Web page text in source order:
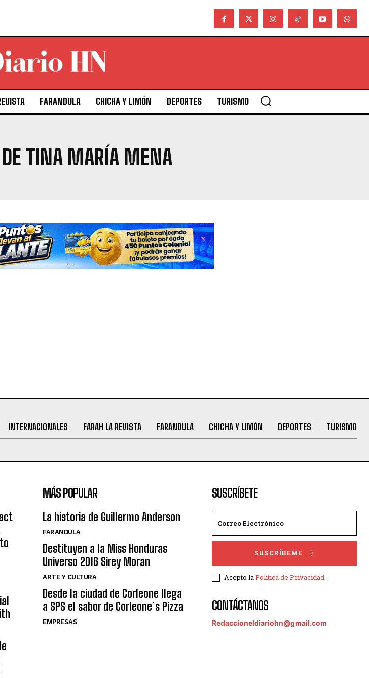
FARANDULA CHICHA Y LIMÓN DEPORTES TURISMO
DE TINA MARÍA MENA
INTERNACIONALES FARAH LA REVISTA FARANDULA CHICHA Y LIMÓN DEPORTES TURISMO
MÁS POPULAR
La historia de Guillermo Anderson
FARANDULA
Destituyen a la Miss Honduras
Universo 2016 Sirey Moran
ARTE Y CULTURA
Desde la ciudad de Corleone llega
a SPS el sabor de Corleone´s Pizza
EMPRESAS
SUSCRÍBETE
SUSCRÍBEME
Acepto laPolítica de Privacidad.
CONTÁCTANOS
Redaccioneldiariohn@gmail.com